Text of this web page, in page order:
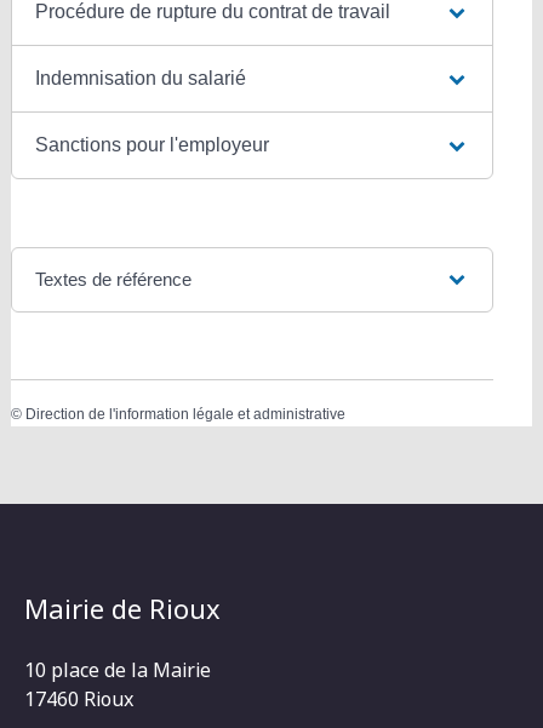
Procédure de rupture du contrat de travail
Indemnisation du salarié
Sanctions pour l'employeur
Textes de référence
© Direction de l'information légale et administrative
Mairie de Rioux
10 place de la Mairie
17460 Rioux